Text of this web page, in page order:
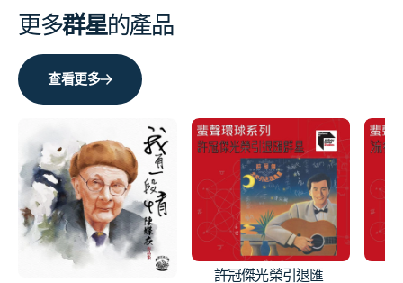
的
數
量
更多群星的產品
查看更多
許冠傑光榮引退匯